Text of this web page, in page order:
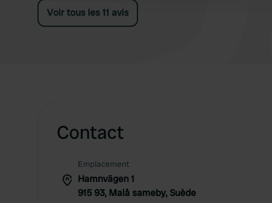
Voir tous les 11 avis
Contact
Emplacement
Hamnvägen 1
915 93, Malå sameby, Suède